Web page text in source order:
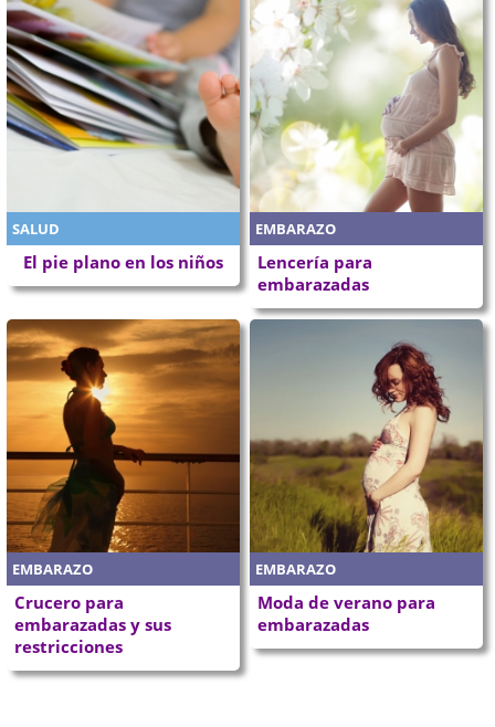
SALUD
El pie plano en los niños
EMBARAZO
Lencería para
embarazadas
EMBARAZO
Crucero para
embarazadas y sus
restricciones
EMBARAZO
Moda de verano para
embarazadas